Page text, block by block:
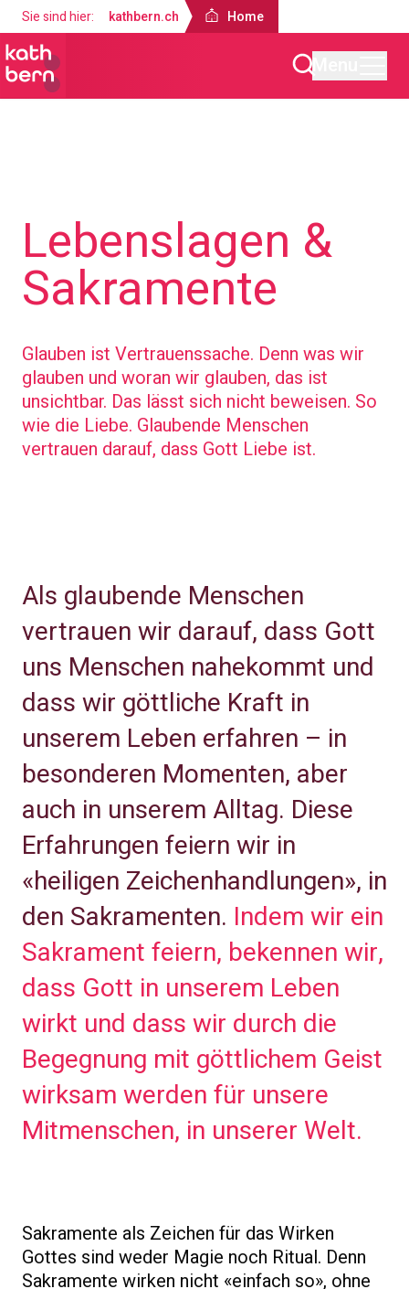
Sie sind hier: kathbern.ch Home
Lebenslagen &
Sakramente
Glauben ist Vertrauenssache. Denn was wir
glauben und woran wir glauben, das ist
unsichtbar. Das lässt sich nicht beweisen. So
wie die Liebe. Glaubende Menschen
vertrauen darauf, dass Gott Liebe ist.
Als glaubende Menschen
vertrauen wir darauf, dass Gott
uns Menschen nahekommt und
dass wir göttliche Kraft in
unserem Leben erfahren – in
besonderen Momenten, aber
auch in unserem Alltag. Diese
Erfahrungen feiern wir in
«heiligen Zeichenhandlungen», in
den Sakramenten. Indem wir ein
Sakrament feiern, bekennen wir,
dass Gott in unserem Leben
wirkt und dass wir durch die
Begegnung mit göttlichem Geist
wirksam werden für unsere
Mitmenschen, in unserer Welt.
Sakramente als Zeichen für das Wirken
Gottes sind weder Magie noch Ritual. Denn
Sakramente wirken nicht «einfach so», ohne